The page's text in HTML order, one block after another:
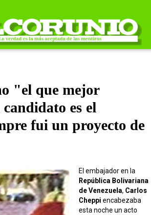
"el que mejor
es el
fui un proyecto de
El embajador en la
República Bolivariana
deVenezuela, Carlos
Cheppi encabezaba
esta noche un acto